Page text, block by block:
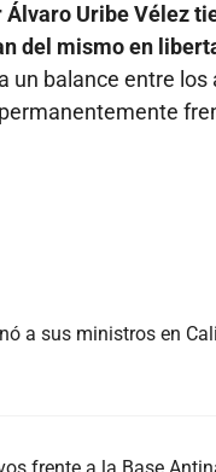
Uribe Vélez
del mismo en
balance entre
a sus ministros en